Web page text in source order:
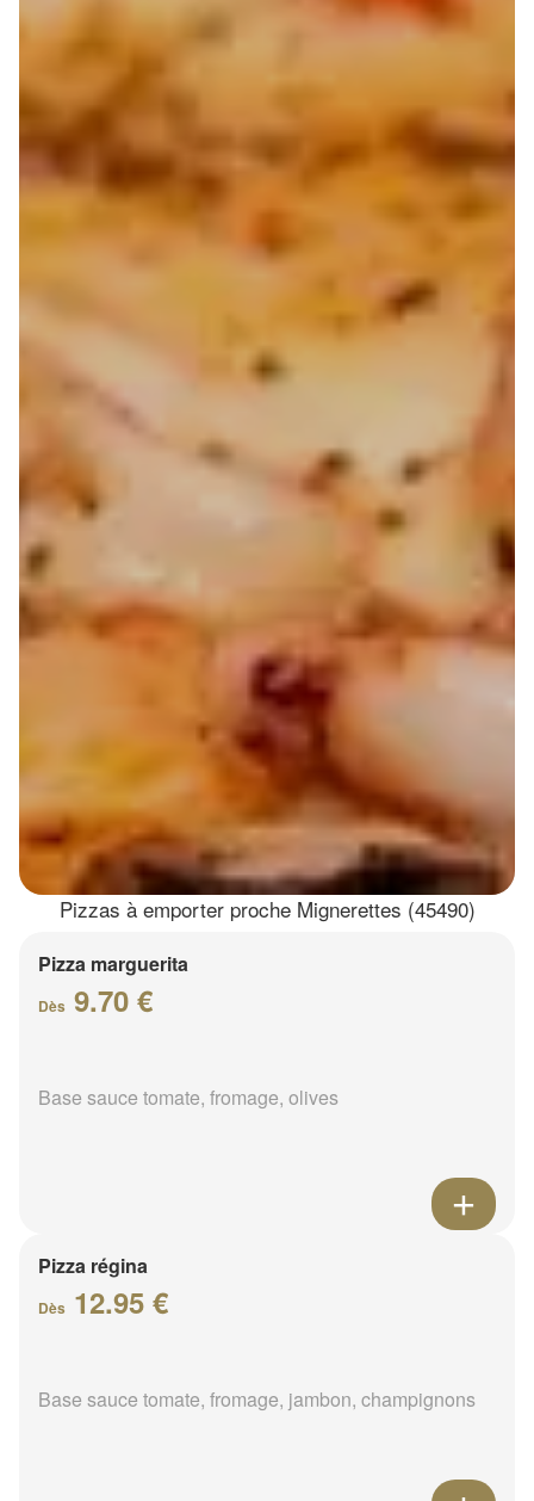
Pizzas à emporter proche Mignerettes (45490)
Pizza marguerita
Dès 9.70 €
Base sauce tomate, fromage, olives
Pizza régina
Dès 12.95 €
Base sauce tomate, fromage, jambon, champignons